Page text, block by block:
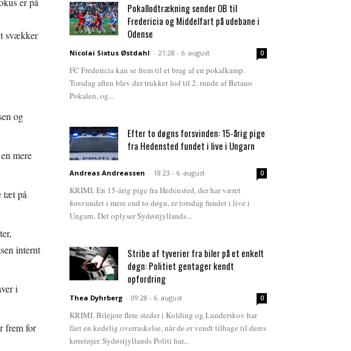
svækker
og
mere
tæt på
internt
i
frem for
Pokallodtrækning sender OB til
Fredericia og Middelfart på udebane i
Odense
Nicolai Sixtus Østdahl - 21:28 - 6. august 0
FC Fredericia kan se frem til et brag af en pokalkamp.
Torsdag aften blev der trukket lod til 2. runde af Betano
Pokalen, og...
Efter to døgns forsvinden: 15-årig pige
fra Hedensted fundet i live i Ungarn
Andreas Andreassen - 18:23 - 6. august 0
KRIMI. En 15-årig pige fra Hedensted, der har været
forsvundet i mere end to døgn, er torsdag fundet i live i
Ungarn. Det oplyser Sydøstjyllands...
Stribe af tyverier fra biler på et enkelt
døgn: Politiet gentager kendt
opfordring
Thea Dyhrberg - 09:28 - 6. august 0
KRIMI. Bilejere flere steder i Kolding og Lunderskov har
fået en kedelig overraskelse, når de er vendt tilbage til deres
køretøjer. Sydøstjyllands Politi har...